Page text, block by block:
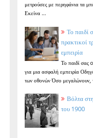
μετρούσες με περηφάνια τα
Εκείνα ...
Το παιδί
πρακτικοί
εμπειρία
Το παιδί σας
για μια ασφαλή εμπειρία
των οθονών Όσο μεγαλώνουν,
Βόλτα
του 1900